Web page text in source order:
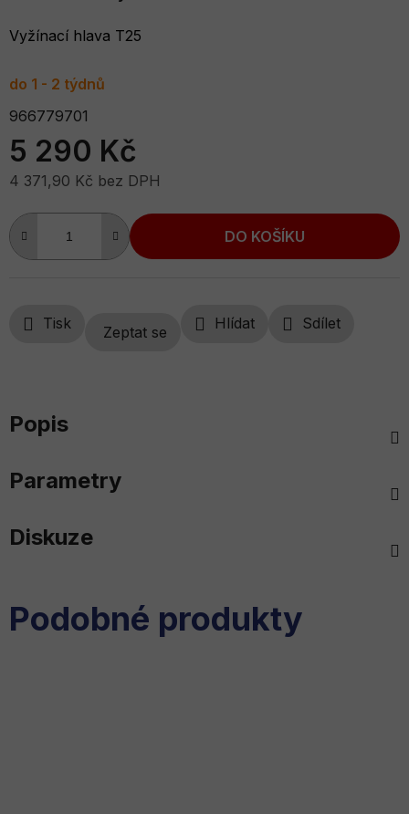
Vyžínací hlava T25
do 1 - 2 týdnů
966779701
5 290 Kč
4 371,90 Kč bez DPH
Měrná cena:
DO KOŠÍKU
Tisk Zeptat se Hlídat Sdílet
Popis
Parametry
Diskuze
Podobné produkty